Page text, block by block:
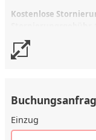
Kostenlose
Einzug